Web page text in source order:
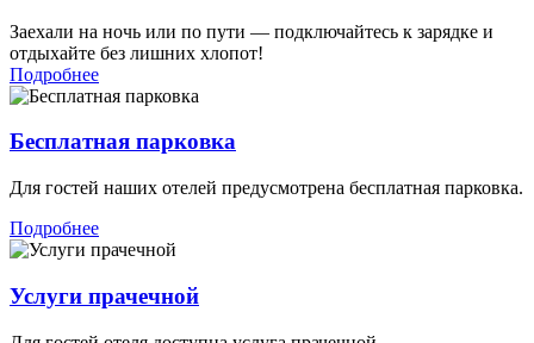
Заехали на ночь или по пути — подключайтесь к зарядке и
отдыхайте без лишних хлопот!
Подробнее
Бесплатная парковка
Для гостей наших отелей предусмотрена бесплатная парковка.
Подробнее
Услуги прачечной